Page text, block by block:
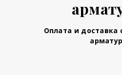
Оплата и доставка